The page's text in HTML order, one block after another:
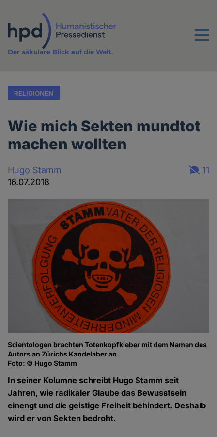
Inhalt
Menu
Der säkulare Blick auf die Welt.
RELIGIONEN
Wie mich Sekten mundtot
machen wollten
Hugo Stamm
16.07.2018
11
Scientologen brachten Totenkopfkleber mit dem Namen des
Autors an Zürichs Kandelaber an.
Foto: © Hugo Stamm
In seiner Kolumne schreibt Hugo Stamm seit
Jahren, wie radikaler Glaube das Bewusstsein
einengt und die geistige Freiheit behindert. Deshalb
wird er von Sekten bedroht.